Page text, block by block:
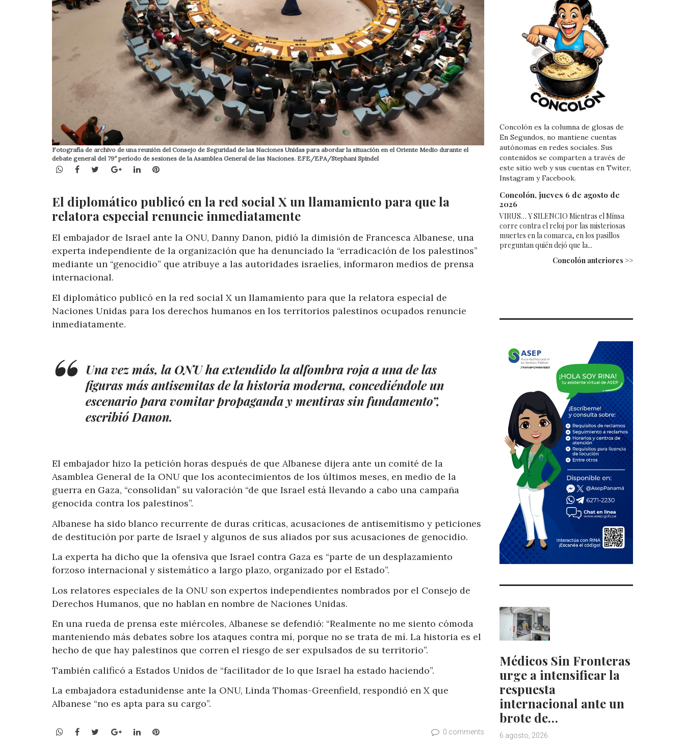
Fotografía de archivo de una reunión del Consejo de Seguridad de las Naciones Unidas para abordar la situación en el Oriente Medio durante el
debate general del 79º período de sesiones de la Asamblea General de las Naciones. EFE/EPA/Stephani Spindel
WhatsApp
Facebook
TwitterGoogle+LinkedInPinterest
El diplomático publicó en la red social X un llamamiento para que la
relatora especial renuncie inmediatamente
El embajador de Israel ante la ONU, Danny Danon, pidió la dimisión de Francesca Albanese, una
experta independiente de la organización que ha denunciado la “erradicación de los palestinos”
mediante un “genocidio” que atribuye a las autoridades israelíes, informaron medios de prensa
internacional.
El diplomático publicó en la red social X un llamamiento para que la relatora especial de
Naciones Unidas para los derechos humanos en los territorios palestinos ocupados renuncie
inmediatamente.
Una vez más, la ONU ha extendido la alfombra roja a una de las
figuras más antisemitas de la historia moderna, concediéndole un
escenario para vomitar propaganda y mentiras sin fundamento”,
escribió Danon.
El embajador hizo la petición horas después de que Albanese dijera ante un comité de la
Asamblea General de la ONU que los acontecimientos de los últimos meses, en medio de la
guerra en Gaza, “consolidan” su valoración “de que Israel está llevando a cabo una campaña
genocida contra los palestinos”.
Albanese ha sido blanco recurrente de duras críticas, acusaciones de antisemitismo y peticiones
de destitución por parte de Israel y algunos de sus aliados por sus acusaciones de genocidio.
La experta ha dicho que la ofensiva que Israel contra Gaza es “parte de un desplazamiento
forzoso internacional y sistemático a largo plazo, organizado por el Estado”.
Los relatores especiales de la ONU son expertos independientes nombrados por el Consejo de
Derechos Humanos, que no hablan en nombre de Naciones Unidas.
En una rueda de prensa este miércoles, Albanese se defendió: “Realmente no me siento cómoda
manteniendo más debates sobre los ataques contra mí, porque no se trata de mí. La historia es el
hecho de que hay palestinos que corren el riesgo de ser expulsados de su territorio”.
También calificó a Estados Unidos de “facilitador de lo que Israel ha estado haciendo”.
La embajadora estadunidense ante la ONU, Linda Thomas-Greenfield, respondió en X que
Albanese “no es apta para su cargo”.
WhatsApp
Facebook
TwitterGoogle+LinkedInPinterest 0 comments
Concolón es la columna de glosas de
En Segundos, no mantiene cuentas
autónomas en redes sociales. Sus
contenidos se comparten a través de
este sitio web y sus cuentas en Twiter,
Instagram y Facebook.
Concolón, jueves 6 de agosto de
2026
VIRUS… Y SILENCIO Mientras el Minsa
corre contra el reloj por las misteriosas
muertes en la comarca, en los pasillos
preguntan quién dejó que la...
Concolón anteriores >>
Médicos Sin Fronteras
urge a intensificar la
respuesta
internacional ante un
brote de…
6 agosto, 2026